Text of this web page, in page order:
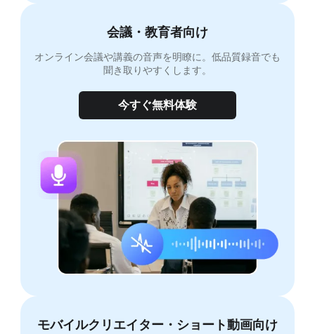
会議・教育者向け
オンライン会議や講義の音声を明瞭に。低品質録音でも
聞き取りやすくします。
今すぐ無料体験
モバイルクリエイター・ショート動画向け